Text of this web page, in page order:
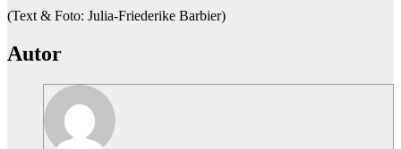
(Text & Foto: Julia-Friederike Barbier)
Autor